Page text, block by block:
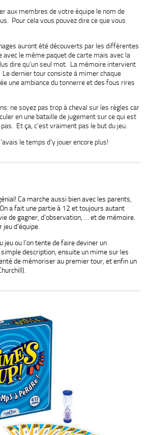
aux membres de votre équipe le nom de
Pour cela vous pouvez dire ce que vous
auront été découverts par les différentes
avec le même paquet de carte mais avec la
dire qu’un seul mot. La mémoire intervient
Le dernier tour consiste à mimer chaque
une ambiance du tonnerre et des fous rires
ne soyez pas trop à cheval sur les règles car
en une bataille de jugement sur ce qui est
Et ça, c’est vraiment pas le but du jeu.
le temps d’y jouer encore plus!
Ca marche aussi bien avec les parents,
a fait une partie à 12 et toujours autant
de gagner, d’observation, … et de mémoire.
d’équipe.
jeu ou l’on tente de faire deviner un
simple description, ensuite un mime sur les
de mémoriser au premier tour, et enfin un